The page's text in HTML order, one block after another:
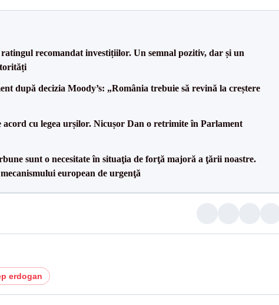
recomandat investițiilor. Un semnal pozitiv, dar și un
după decizia Moody’s: „România trebuie să revină la creștere
acord cu legea urșilor. Nicușor Dan o retrimite în Parlament
sunt o necesitate în situaţia de forţă majoră a ţării noastre.
european de urgenţă
erdogan